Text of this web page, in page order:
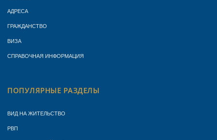
АДРЕСА
ГРАЖДАНСТВО
ВИЗА
СПРАВОЧНАЯ ИНФОРМАЦИЯ
ПОПУЛЯРНЫЕ РАЗДЕЛЫ
ВИД НА ЖИТЕЛЬСТВО
РВП